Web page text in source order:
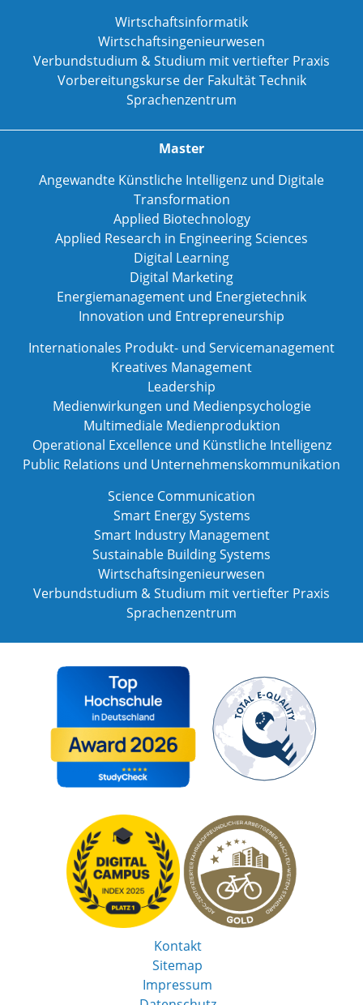
Wirtschaftsinformatik
Wirtschaftsingenieurwesen
Verbundstudium & Studium mit vertiefter Praxis
Vorbereitungskurse der Fakultät Technik
Sprachenzentrum
Master
Angewandte Künstliche Intelligenz und Digitale
Transformation
Applied Biotechnology
Applied Research in Engineering Sciences
Digital Learning
Digital Marketing
Energiemanagement und Energietechnik
Innovation und Entrepreneurship
Internationales Produkt- und Servicemanagement
Kreatives Management
Leadership
Medienwirkungen und Medienpsychologie
Multimediale Medienproduktion
Operational Excellence und Künstliche Intelligenz
Public Relations und Unternehmenskommunikation
Science Communication
Smart Energy Systems
Smart Industry Management
Sustainable Building Systems
Wirtschaftsingenieurwesen
Verbundstudium & Studium mit vertiefter Praxis
Sprachenzentrum
Kontakt
Sitemap
Impressum